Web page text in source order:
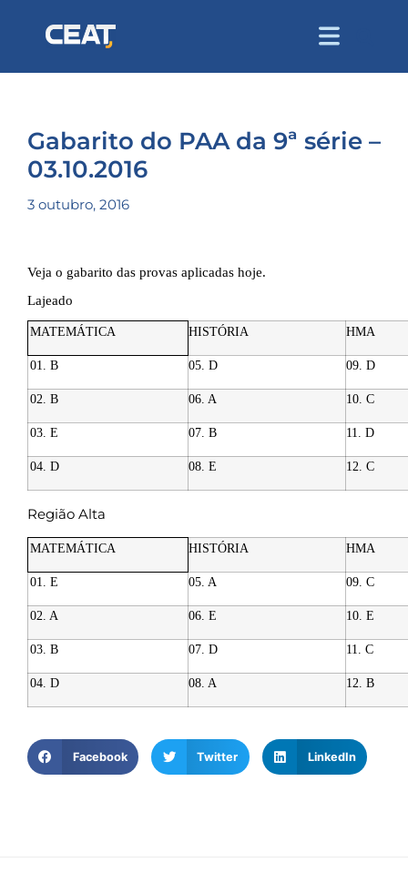
Gabarito do PAA da 9ª série –
03.10.2016
3 outubro, 2016
Veja o gabarito das provas aplicadas hoje.
Lajeado
MATEMÁTICA HISTÓRIA HMA
01. B 05. D 09. D
02. B 06. A 10. C
03. E 07. B 11. D
04. D 08. E 12. C
Região Alta
MATEMÁTICA HISTÓRIA HMA
01. E 05. A 09. C
02. A 06. E 10. E
03. B 07. D 11. C
04. D 08. A 12. B
Facebook Twitter LinkedIn